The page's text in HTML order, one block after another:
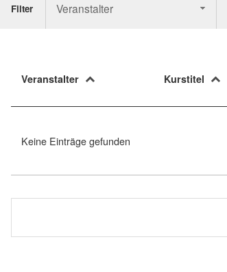
Filter Veranstalter
Veranstalter Kurstitel
Keine Einträge gefunden